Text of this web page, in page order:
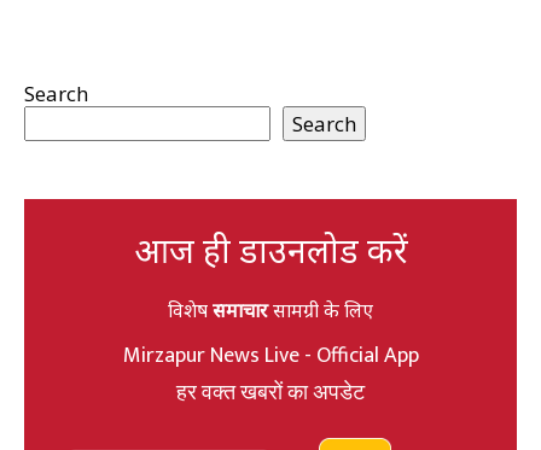
Search
Search
आज ही डाउनलोड करें
विशेषसमाचारसामग्री के लिए
Mirzapur News Live - Official App
हर वक्त खबरों का अपडेट